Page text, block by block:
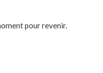
pour revenir.